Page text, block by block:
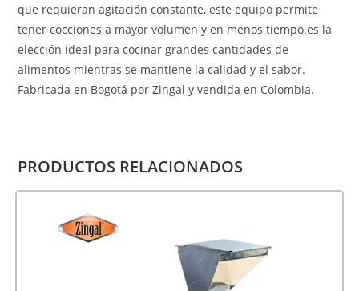
que requieran agitación constante, este equipo permite
tener cocciones a mayor volumen y en menos tiempo.es la
elección ideal para cocinar grandes cantidades de
alimentos mientras se mantiene la calidad y el sabor.
Fabricada en Bogotá por Zingal y vendida en Colombia.
PRODUCTOS RELACIONADOS